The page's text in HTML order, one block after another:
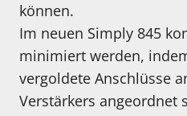
können.
Im neuen Simply 845
minimiert werden,
vergoldete Anschlüsse
Verstärkers angeordnet